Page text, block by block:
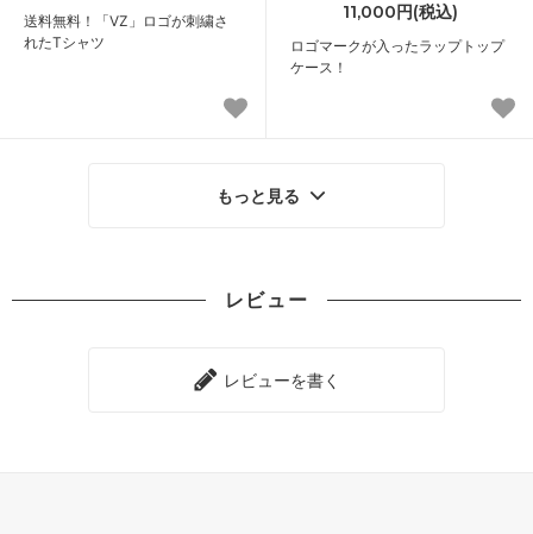
送料無料！「VZ」ロゴが刺繍さ
れたTシャツ
11,000円(税込)
ロゴマークが入ったラップトップ
ケース！
もっと見る
レビュー
レビューを書く